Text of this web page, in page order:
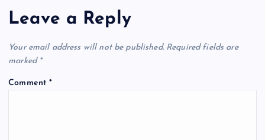
a
v
i
Leave a Reply
Your email address will not be published. Required fields are
marked *
Comment*